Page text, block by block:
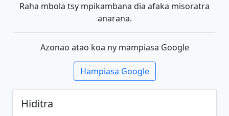
Raha mbola tsy mpikambana dia afaka misoratra
anarana.
Azonao atao koa ny mampiasa Google
Hampiasa Google
Hiditra